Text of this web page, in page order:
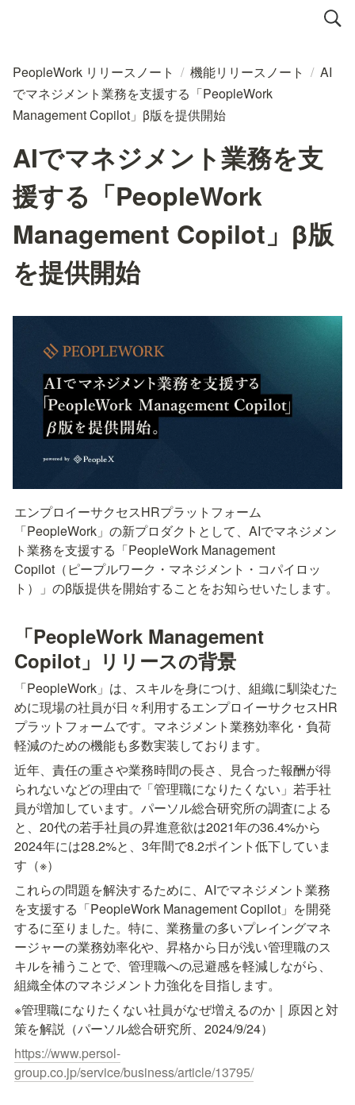
PeopleWork リリースノート / 機能リリースノート / AI
でマネジメント業務を支援する「PeopleWork
Management Copilot」β版を提供開始
AIでマネジメント業務を支
援する「PeopleWork
Management Copilot」β版
を提供開始
エンプロイーサクセスHRプラットフォーム
「PeopleWork」の新プロダクトとして、AIでマネジメン
ト業務を支援する「PeopleWork Management
Copilot（ピープルワーク・マネジメント・コパイロッ
ト）」のβ版提供を開始することをお知らせいたします。
「PeopleWork Management
Copilot」リリースの背景
「PeopleWork」は、スキルを身につけ、組織に馴染むた
めに現場の社員が日々利用するエンプロイーサクセスHR
プラットフォームです。マネジメント業務効率化・負荷
軽減のための機能も多数実装しております。
近年、責任の重さや業務時間の長さ、見合った報酬が得
られないなどの理由で「管理職になりたくない」若手社
員が増加しています。パーソル総合研究所の調査による
と、20代の若手社員の昇進意欲は2021年の36.4%から
2024年には28.2%と、3年間で8.2ポイント低下していま
す（※）
これらの問題を解決するために、AIでマネジメント業務
を支援する「PeopleWork Management Copilot」を開発
するに至りました。特に、業務量の多いプレイングマネ
ージャーの業務効率化や、昇格から日が浅い管理職のス
キルを補うことで、管理職への忌避感を軽減しながら、
組織全体のマネジメント力強化を目指します。
※管理職になりたくない社員がなぜ増えるのか｜原因と対
策を解説（パーソル総合研究所、2024/9/24）
https://www.persol-
group.co.jp/service/business/article/13795/